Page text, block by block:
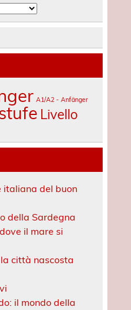
A1/A2 - Anfänger
Livello
italiana del buon
della Sardegna
il mare si
città nascosta
il mondo della